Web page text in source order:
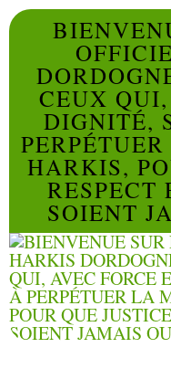
CEUX
DIGNITÉ,
HARKIS,
RESPECT
SOIENT